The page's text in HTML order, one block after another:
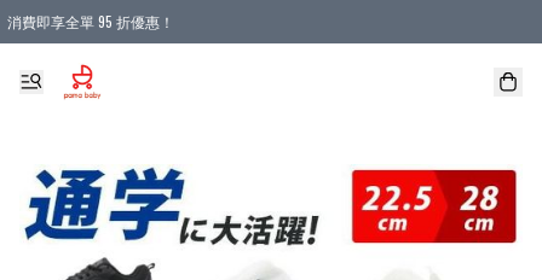
消費即享全單 95 折優惠！
購物滿 HKD 900.00即享免運費優惠！（適用於 本地送貨、本地取貨 )